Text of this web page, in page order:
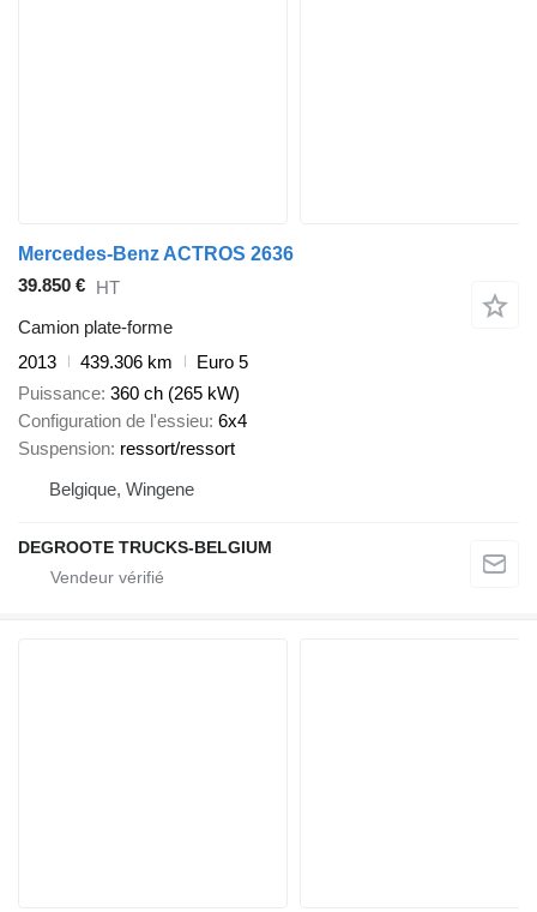
Mercedes-Benz ACTROS 2636
39.850 € HT
Camion plate-forme
2013
439.306 km
Euro 5
Puissance 360 ch (265 kW)
Configuration de l'essieu 6x4
Suspension ressort/ressort
Belgique, Wingene
DEGROOTE TRUCKS-BELGIUM